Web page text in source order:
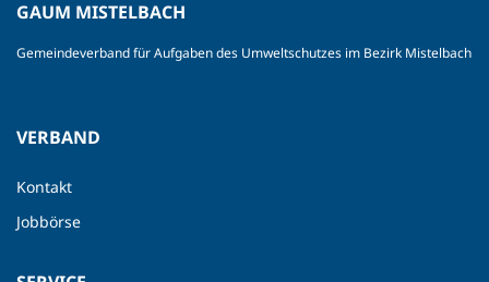
GAUM MISTELBACH
Gemeindeverband für Aufgaben des Umweltschutzes im Bezirk Mistelbach
VERBAND
Kontakt
Jobbörse